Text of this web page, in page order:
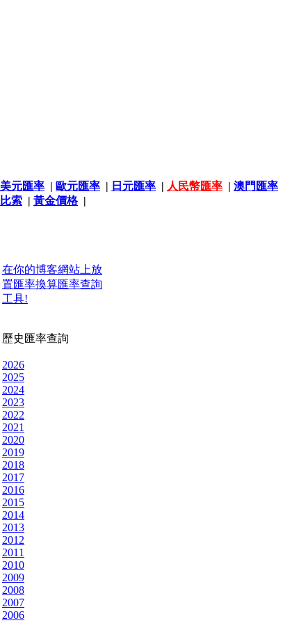
美元匯率 | 歐元匯率 | 日元匯率 | 人民幣匯率 | 澳門匯率
比索 | 黃金價格|
在你的博客網站上放
置匯率換算匯率查詢
工具!
歷史匯率查詢
2026
2025
2024
2023
2022
2021
2020
2019
2018
2017
2016
2015
2014
2013
2012
2011
2010
2009
2008
2007
2006